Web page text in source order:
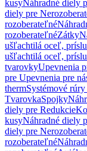
kusyNáhradné diely
diely pre
rozoberateľné
rozoberateľnéZátky
ušľachtilá oceľ,
ušľachtilá oceľ,
tvarovkyUpevnenia
pre Upevnenia pre
thermSystémové
TvarovkaSpojky
diely pre Redukcie
kusyNáhradné diely
diely pre
rozoberateľné